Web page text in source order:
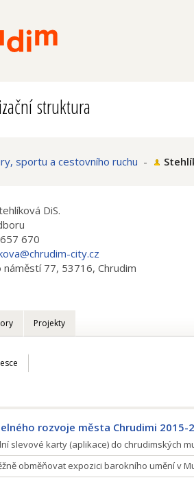
struktura
sportu a cestovního ruchu -
DiS.
670
city.cz
náměstí 77, 53716, Chrudim
Projekty
rozvoje města Chrudimi 2015-
slevové karty (aplikace) do chrudimských
obměňovat expozici barokního umění v